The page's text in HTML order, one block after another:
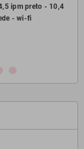
ipm preto - 10,4
- wi-fi